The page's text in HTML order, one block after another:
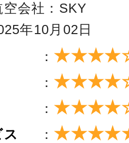
会社：SKY
年10月02日
：
：
：
：